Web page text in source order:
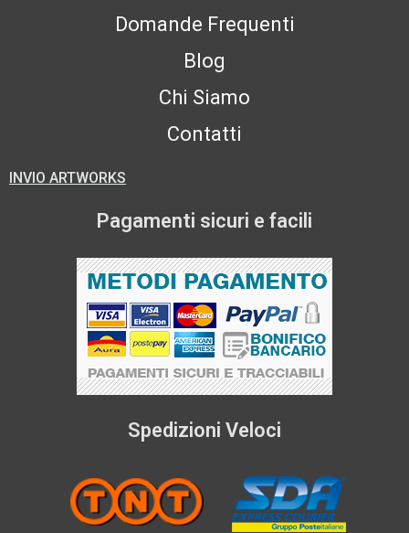
Domande Frequenti
Blog
Chi Siamo
Contatti
INVIO ARTWORKS
Pagamenti sicuri e facili
Spedizioni Veloci